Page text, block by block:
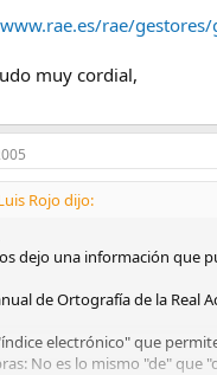
rae/gestores/
muy cordial,
Rojo dijo:
dejo una información que
de Ortografía de la Real
electrónico" que
No es lo mismo "de" que